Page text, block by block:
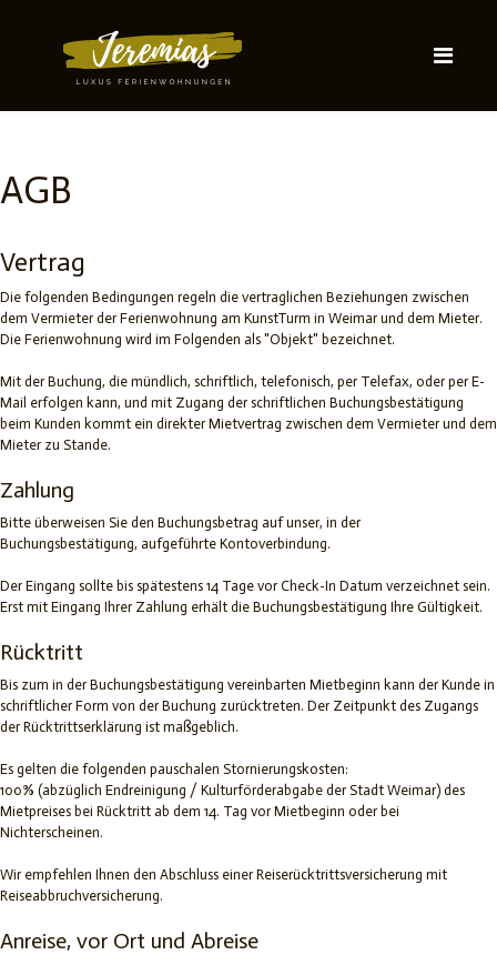
AGB
Vertrag
Die folgenden Bedingungen regeln die vertraglichen Beziehungen zwischen
dem Vermieter der Ferienwohnung am KunstTurm in Weimar und dem Mieter.
Die Ferienwohnung wird im Folgenden als "Objekt" bezeichnet.
Mit der Buchung, die mündlich, schriftlich, telefonisch, per Telefax, oder per E-
Mail erfolgen kann, und mit Zugang der schriftlichen Buchungsbestätigung
beim Kunden kommt ein direkter Mietvertrag zwischen dem Vermieter und dem
Mieter zu Stande.
Zahlung
Bitte überweisen Sie den Buchungsbetrag auf unser, in der
Buchungsbestätigung, aufgeführte Kontoverbindung.
Der Eingang sollte bis spätestens 14 Tage vor Check-In Datum verzeichnet sein.
Erst mit Eingang Ihrer Zahlung erhält die Buchungsbestätigung Ihre Gültigkeit.
Rücktritt
Bis zum in der Buchungsbestätigung vereinbarten Mietbeginn kann der Kunde in
schriftlicher Form von der Buchung zurücktreten. Der Zeitpunkt des Zugangs
der Rücktrittserklärung ist maßgeblich.
Es gelten die folgenden pauschalen Stornierungskosten:
100% (abzüglich Endreinigung / Kulturförderabgabe der Stadt Weimar) des
Mietpreises bei Rücktritt ab dem 14. Tag vor Mietbeginn oder bei
Nichterscheinen.
Wir empfehlen Ihnen den Abschluss einer Reiserücktrittsversicherung mit
Reiseabbruchversicherung.
Anreise, vor Ort und Abreise